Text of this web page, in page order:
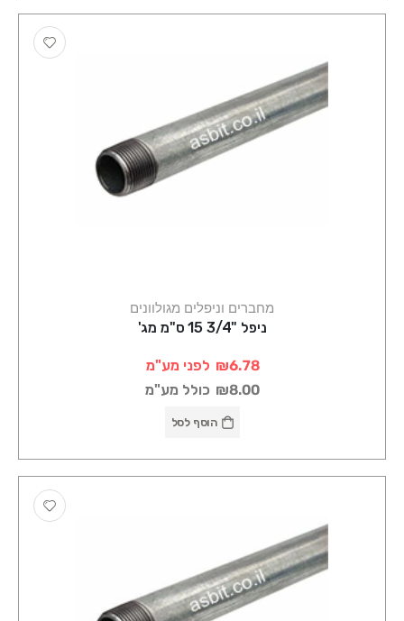
מחברים וניפלים מגולוונים
ניפל "3/4 15 ס"מ מג'
₪6.78 לפני מע"מ
₪8.00 כולל מע"מ
הוסף לסל